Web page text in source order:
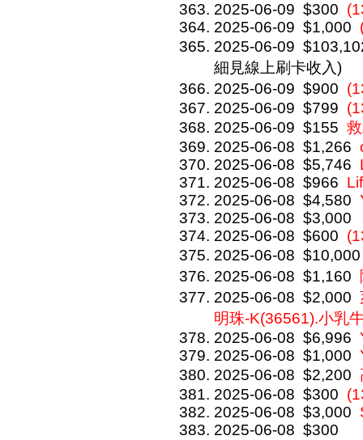
2025-06-09 $300
2025-06-09 $1,000
2025-06-09
細見線上刷卡收入)
2025-06-09 $900
2025-06-09 $799
2025-06-09 $155
2025-06-08 $1,266
2025-06-08 $5,746
2025-06-08 $966
2025-06-08 $4,580
2025-06-08 $3,000
2025-06-08 $600
2025-06-08 $10,000
2025-06-08 $1,160
2025-06-08 $2,000
明珠-K(36561).小乳
2025-06-08 $6,996
2025-06-08 $1,000
2025-06-08 $2,200
2025-06-08 $300
2025-06-08 $3,000
2025-06-08 $300